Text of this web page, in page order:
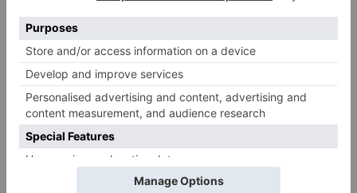
reducido la media de procesos de 60 a 19 días.
La secretaria de Estado espera que, si esto se
produce únicamente en la parte de tramitación
y traslado de escritos, considera que puede
acelerarse mucho todos los sistemas judiciales.
administración electrónica